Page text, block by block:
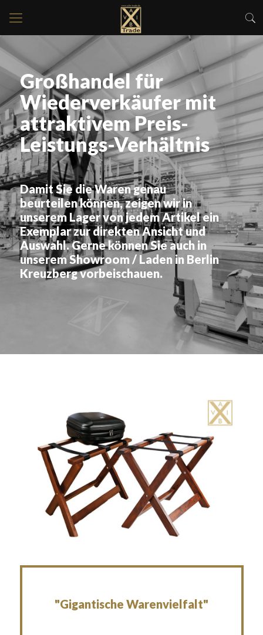
Großhandel für
Wiederverkäufer mit
attraktivem Preis-
Leistungs-Verhältnis
Damit Sie die Waren genau
beurteilen können, zeigen wir in
unserem Lager von jedem Artikel ein
Exemplar zur direkten Ansicht und
Auswahl. Gerne können Sie auch in
unserem Showroom / Laden in Berlin
Kreuzberg vorbeischauen.
"Gigantische Warenvielfalt"